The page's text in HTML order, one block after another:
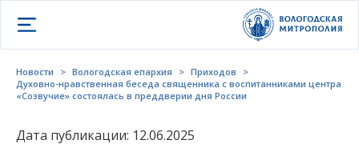
Открыть меню
Новости > Вологодская епархия > Приходов
>
Духовно-нравственная беседа священника с воспитанниками центра
«Созвучие» состоялась в преддверии дня России
Дата публикации: 12.06.2025